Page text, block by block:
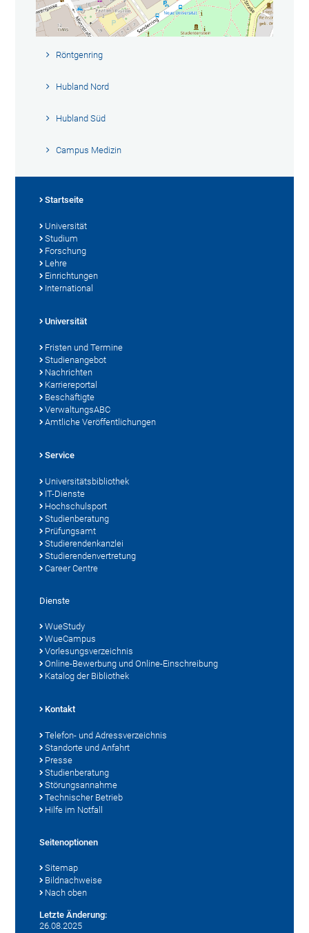
Röntgenring
Hubland Nord
Hubland Süd
Campus Medizin
Startseite
Universität
Studium
Forschung
Lehre
Einrichtungen
International
Universität
Fristen und Termine
Studienangebot
Nachrichten
Karriereportal
Beschäftigte
VerwaltungsABC
Amtliche Veröffentlichungen
Service
Universitätsbibliothek
IT-Dienste
Hochschulsport
Studienberatung
Prüfungsamt
Studierendenkanzlei
Studierendenvertretung
Career Centre
Dienste
WueStudy
WueCampus
Vorlesungsverzeichnis
Online-Bewerbung und Online-Einschreibung
Katalog der Bibliothek
Kontakt
Telefon- und Adressverzeichnis
Standorte und Anfahrt
Presse
Studienberatung
Störungsannahme
Technischer Betrieb
Hilfe im Notfall
Seitenoptionen
Sitemap
Bildnachweise
Nach oben
Letzte Änderung:
26.08.2025